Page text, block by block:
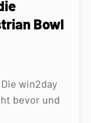
Bowl
win2day
bevor und